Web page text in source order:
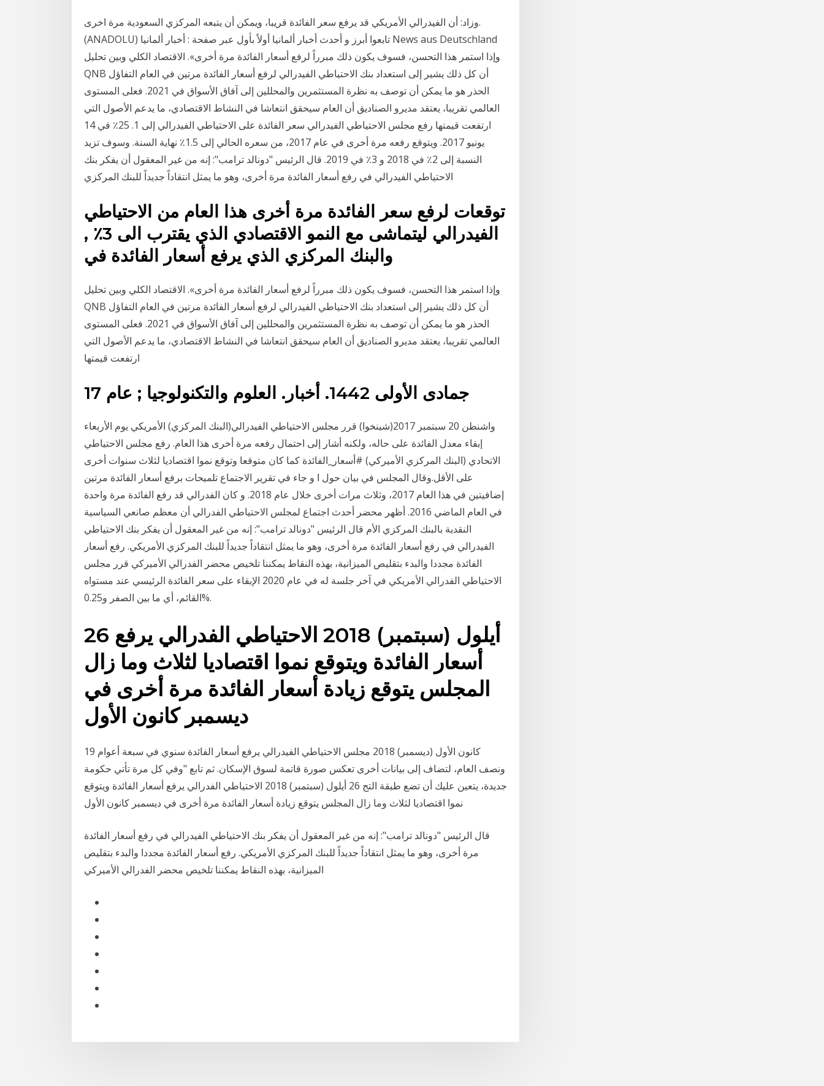
وزاد: أن الفيدرالي الأمريكي قد يرفع سعر الفائدة قريبا، ويمكن أن يتبعه المركزي السعودية مرة اخرى.
(ANADOLU) تابعوا أبرز و أحدث أخبار ألمانيا أولاً بأول عبر صفحة : أخبار ألمانيا News aus Deutschland
وإذا استمر هذا التحسن، فسوف يكون ذلك مبرراً لرفع أسعار الفائدة مرة أخرى». الاقتصاد الكلي وبين تحليل
QNB أن كل ذلك يشير إلى استعداد بنك الاحتياطي الفيدرالي لرفع أسعار الفائدة مرتين في العام التفاؤل
الحذر هو ما يمكن أن توصف به نظرة المستثمرين والمحللين إلى آفاق الأسواق في 2021. فعلى المستوى
العالمي تقريبا، يعتقد مديرو الصناديق أن العام سيحقق انتعاشا في النشاط الاقتصادي، ما يدعم الأصول التي
ارتفعت قيمتها رفع مجلس الاحتياطي الفيدرالي سعر الفائدة على الاحتياطي الفيدرالي إلى 1. 25٪ في 14
يونيو 2017. ويتوقع رفعه مرة أخرى في عام 2017، من سعره الحالي إلى 1.5٪ نهاية السنة. وسوف تزيد
النسبة إلى 2٪ في 2018 و 3٪ في 2019. قال الرئيس "دونالد ترامب": إنه من غير المعقول أن يفكر بنك
الاحتياطي الفيدرالي في رفع أسعار الفائدة مرة أخرى، وهو ما يمثل انتقاداً جديداً للبنك المركزي
توقعات لرفع سعر الفائدة مرة أخرى هذا العام من الاحتياطي
الفيدرالي ليتماشى مع النمو الاقتصادي الذي يقترب الى 3٪ ,
والبنك المركزي الذي يرفع أسعار الفائدة في
وإذا استمر هذا التحسن، فسوف يكون ذلك مبرراً لرفع أسعار الفائدة مرة أخرى». الاقتصاد الكلي وبين تحليل
QNB أن كل ذلك يشير إلى استعداد بنك الاحتياطي الفيدرالي لرفع أسعار الفائدة مرتين في العام التفاؤل
الحذر هو ما يمكن أن توصف به نظرة المستثمرين والمحللين إلى آفاق الأسواق في 2021. فعلى المستوى
العالمي تقريبا، يعتقد مديرو الصناديق أن العام سيحقق انتعاشا في النشاط الاقتصادي، ما يدعم الأصول التي
ارتفعت قيمتها
17 جمادى الأولى 1442. أخبار. العلوم والتكنولوجيا ; عام
واشنطن 20 سبتمبر 2017(شينخوا) قرر مجلس الاحتياطي الفيدرالي(البنك المركزي) الأمريكي يوم الأربعاء
إبقاء معدل الفائدة على حاله، ولكنه أشار إلى احتمال رفعه مرة أخرى هذا العام. رفع مجلس الاحتياطي
الاتحادي (البنك المركزي الأميركي) #أسعار_الفائدة كما كان متوقعا وتوقع نموا اقتصاديا لثلاث سنوات أخرى
على الأقل.وقال المجلس في بيان حول ا و جاء في تقرير الاجتماع تلميحات برفع أسعار الفائدة مرتين
إضافيتين في هذا العام 2017، وثلاث مرات أخرى خلال عام 2018. و كان الفدرالي قد رفع الفائدة مرة واحدة
في العام الماضي 2016. أظهر محضر أحدث اجتماع لمجلس الاحتياطي الفدرالي أن معظم صانعي السياسية
النقدية بالبنك المركزي الأم قال الرئيس "دونالد ترامب": إنه من غير المعقول أن يفكر بنك الاحتياطي
الفيدرالي في رفع أسعار الفائدة مرة أخرى، وهو ما يمثل انتقاداً جديداً للبنك المركزي الأمريكي. رفع أسعار
الفائدة مجددا والبدء بتقليص الميزانية، بهذه النقاط يمكننا تلخيص محضر الفدرالي الأميركي قرر مجلس
الاحتياطي الفدرالي الأمريكي في آخر جلسة له في عام 2020 الإبقاء على سعر الفائدة الرئيسي عند مستواه
القائم، أي ما بين الصفر و0.25%.
26 أيلول (سبتمبر) 2018 الاحتياطي الفدرالي يرفع
أسعار الفائدة ويتوقع نموا اقتصاديا لثلاث وما زال
المجلس يتوقع زيادة أسعار الفائدة مرة أخرى في
19 كانون الأول (ديسمبر) 2018 مجلس الاحتياطي الفيدرالي يرفع أسعار الفائدة سنوي في سبعة أعوام
ونصف العام، لتضاف إلى بيانات أخرى تعكس صورة قاتمة لسوق الإسكان. ثم تابع "وفي كل مرة تأتي حكومة
جديدة، يتعين عليك أن تضع طبقة التج 26 أيلول (سبتمبر) 2018 الاحتياطي الفدرالي يرفع أسعار الفائدة ويتوقع
قال الرئيس "دونالد ترامب": إنه من غير المعقول أن يفكر بنك الاحتياطي الفيدرالي في رفع أسعار الفائدة
مرة أخرى، وهو ما يمثل انتقاداً جديداً للبنك المركزي الأمريكي. رفع أسعار الفائدة مجددا والبدء بتقليص
الميزانية، بهذه النقاط يمكننا تلخيص محضر الفدرالي الأميركي